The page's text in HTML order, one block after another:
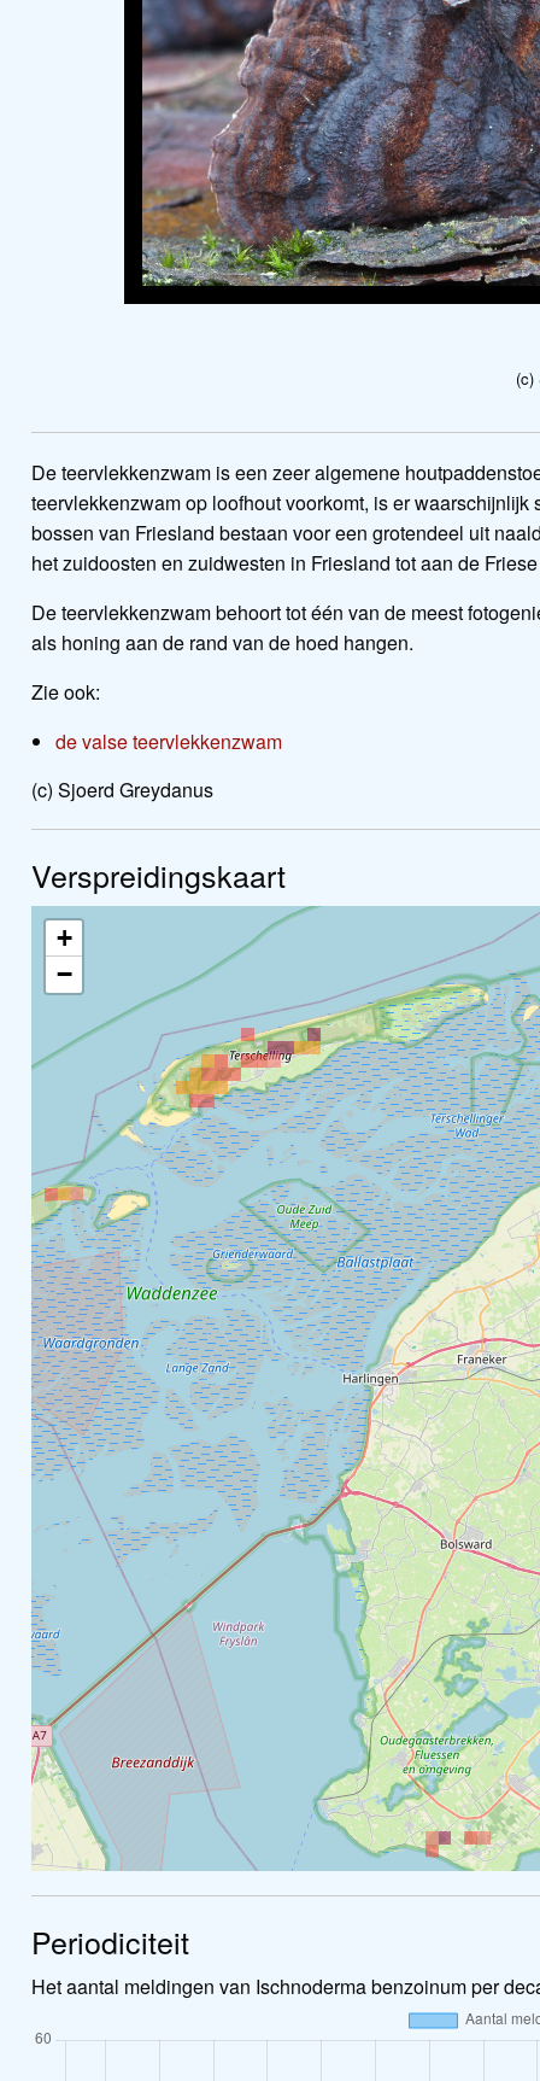
(c)
De teervlekkenzwam is een zeer algemene
teervlekkenzwam op loofhout voorkomt, is er
bossen van Friesland bestaan voor een grotendeel uit
het zuidoosten en zuidwesten in Friesland tot aan de
De teervlekkenzwam behoort tot één van de meest
als honing aan de rand van de hoed hangen.
Zie ook:
de valse teervlekkenzwam
(c) Sjoerd Greydanus
Verspreidingskaart
+
−
Periodiciteit
Het aantal meldingen van Ischnoderma benzoinum per